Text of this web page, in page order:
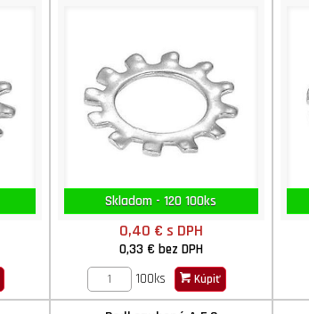
Skladom - 120 100ks
0,40 € s DPH
0,33 € bez DPH
100ks
Kúpiť